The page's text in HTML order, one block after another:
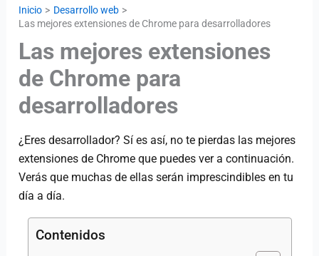
Inicio
Desarrollo web
Las mejores extensiones de Chrome para desarrolladores
Las mejores extensiones
de Chrome para
desarrolladores
¿Eres desarrollador? Sí es así, no te pierdas las mejores
extensiones de Chrome que puedes ver a continuación.
Verás que muchas de ellas serán imprescindibles en tu
día a día.
Contenidos